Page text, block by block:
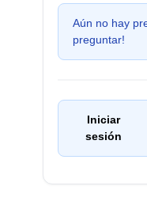
Aún no hay
preguntar!
Iniciar
sesión